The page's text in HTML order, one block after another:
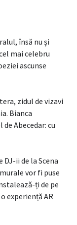
însă nu și
mai celebru
ascunse
zidul de vizavi
Bianca
Abecedar: cu
ii de la Scena
vor fi puse
ți de pe
experiență AR